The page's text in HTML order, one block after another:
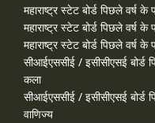
महाराष्ट्र स्टेट बोर्ड पिछले वर्ष
महाराष्ट्र स्टेट बोर्ड पिछले वर्ष
महाराष्ट्र स्टेट बोर्ड पिछले वर्ष
सीआईएससीई / इसीसीएसई बोर्ड
कला
सीआईएससीई / इसीसीएसई बोर्ड
वाणिज्य